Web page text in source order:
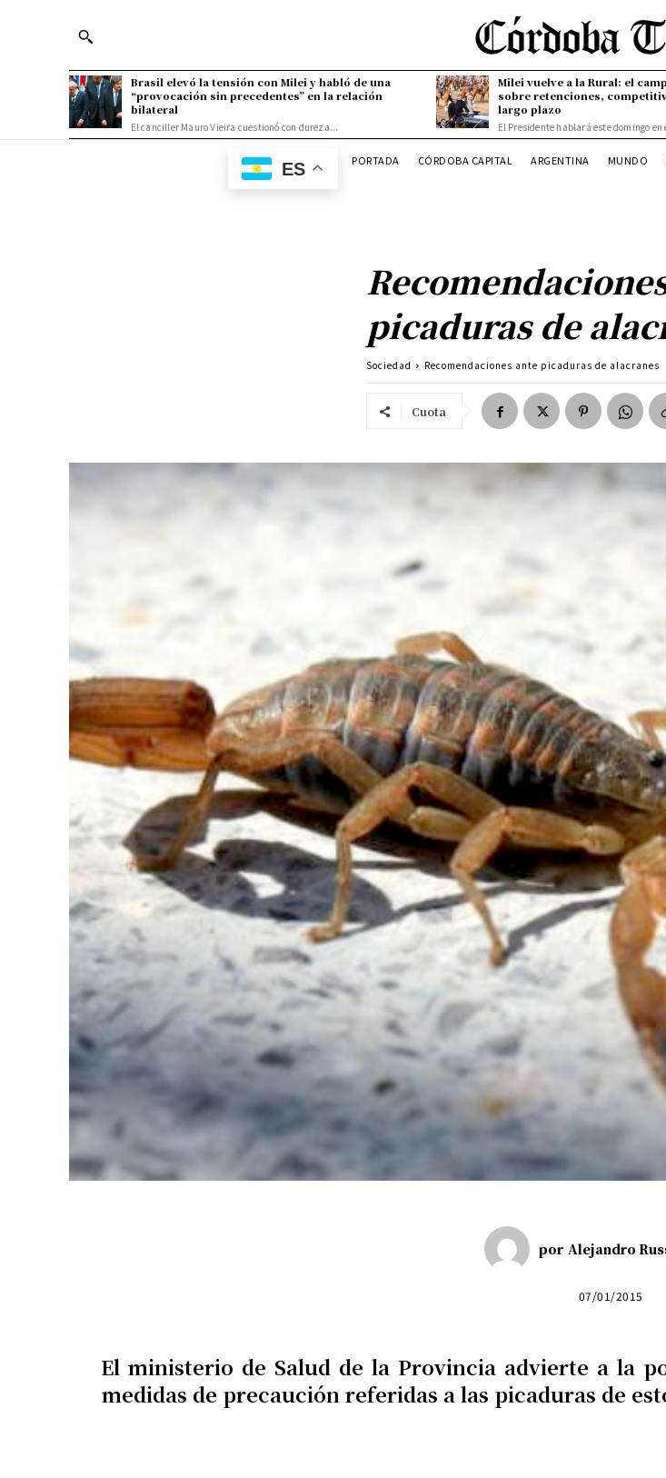
Brasil elevó la tensión con Milei y habló de una
“provocación sin precedentes” en la relación
bilateral
El canciller Mauro Vieira cuestionó con dureza...
Milei vuelve a la Rural: el
sobre retenciones,
largo plazo
El Presidente hablará este domingo en
ES PORTADA CÓRDOBA CAPITAL ARGENTINA MUNDO
picaduras de
Sociedad Recomendaciones ante picaduras de alacranes
Cuota
por Alejandro
07/01/2015
El ministerio de Salud de la Provincia advierte a la
medidas de precaución referidas a las picaduras de